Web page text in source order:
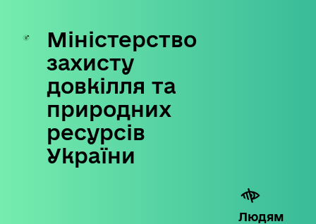
Skip
content
Міністерство
захисту
довкілля та
природних
ресурсів
України
Людям